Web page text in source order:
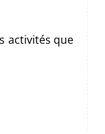
activités que